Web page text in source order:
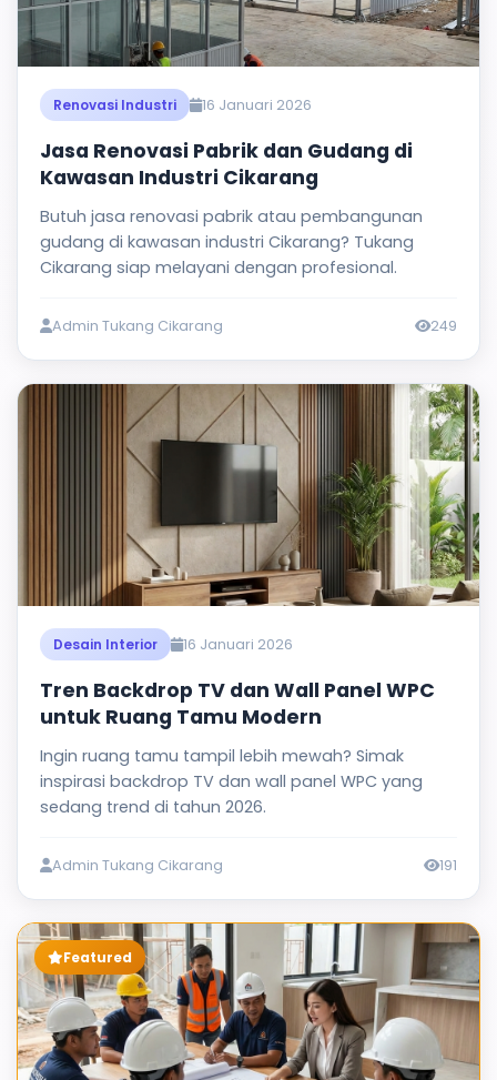
Renovasi Industri 16 Januari 2026
Jasa Renovasi Pabrik dan Gudang di
Kawasan Industri Cikarang
Butuh jasa renovasi pabrik atau pembangunan
gudang di kawasan industri Cikarang? Tukang
Cikarang siap melayani dengan profesional.
Admin Tukang Cikarang 249
Desain Interior 16 Januari 2026
Tren Backdrop TV dan Wall Panel WPC
untuk Ruang Tamu Modern
Ingin ruang tamu tampil lebih mewah? Simak
inspirasi backdrop TV dan wall panel WPC yang
sedang trend di tahun 2026.
Admin Tukang Cikarang 191
Featured